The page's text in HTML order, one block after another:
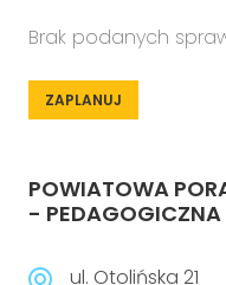
Brak podanych
ZAPLANUJ
POWIATOWA
- PEDAGOGICZNA
ul. Otolińska 21